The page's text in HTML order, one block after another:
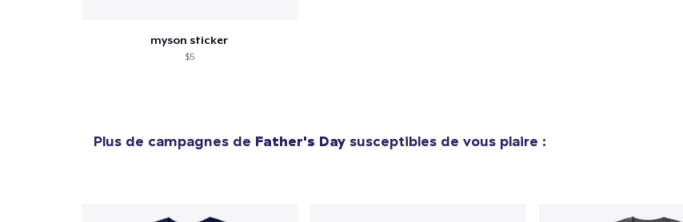
myson sticker
$5
Plus de campagnes de Father's Day susceptibles de vous plaire :